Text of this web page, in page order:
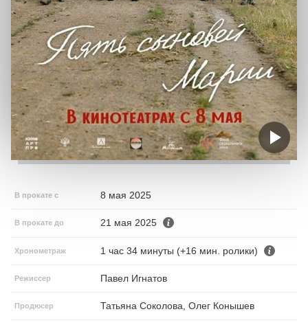
В прокате с 8 мая 2025
В прокате до 21 мая 2025
Хронометраж 1 час 34 минуты (+16 мин. ролики)
Режиссер Павел Игнатов
Продюсер Татьяна Соколова, Олег Конышев